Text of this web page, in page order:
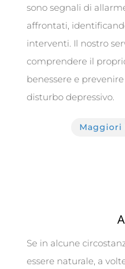
sono segnali di
affrontati,
interventi. Il nostro
comprendere il
benessere e
disturbo depressivo.
Maggiori
Se in alcune
essere naturale, a